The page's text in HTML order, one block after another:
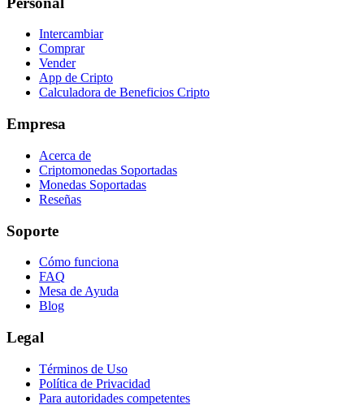
Intercambiar
Comprar
Vender
App de Cripto
Calculadora de Beneficios Cripto
Empresa
Acerca de
Criptomonedas Soportadas
Monedas Soportadas
Reseñas
Soporte
Cómo funciona
FAQ
Mesa de Ayuda
Blog
Legal
Términos de Uso
Política de Privacidad
Para autoridades competentes